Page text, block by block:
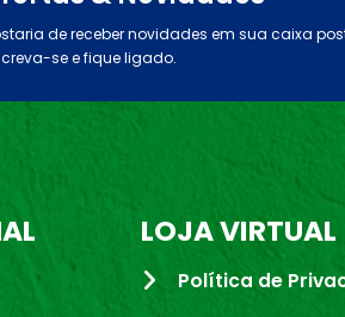
de receber novidades em sua caixa
se e fique ligado.
LOJA VIRTUAL
Política de